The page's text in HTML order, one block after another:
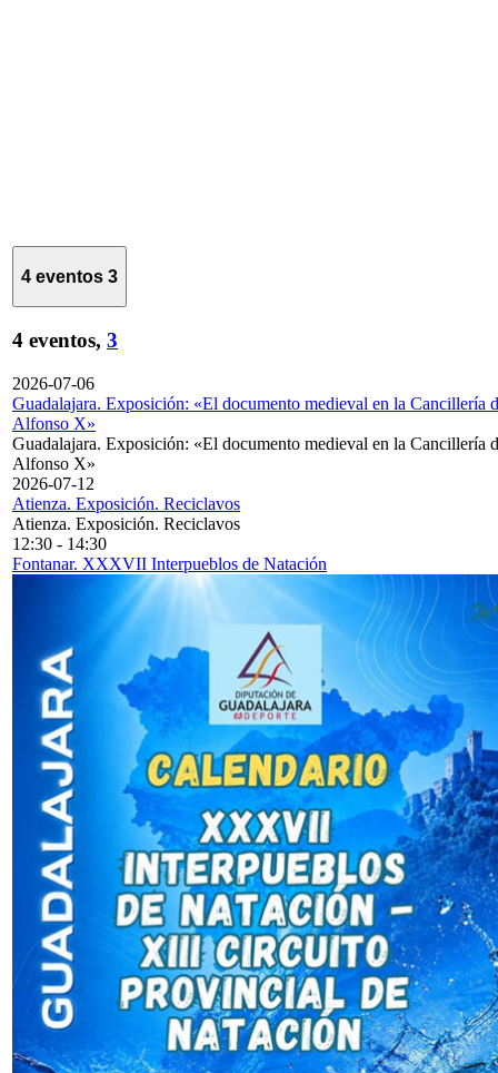
4 eventos 3
4 eventos, 3
2026-07-06
Guadalajara. Exposición: «El documento medieval en la Cancillería
Alfonso X»
Guadalajara. Exposición: «El documento medieval en la Cancillería
Alfonso X»
2026-07-12
Atienza. Exposición. Reciclavos
Atienza. Exposición. Reciclavos
12:30 - 14:30
Fontanar. XXXVII Interpueblos de Natación